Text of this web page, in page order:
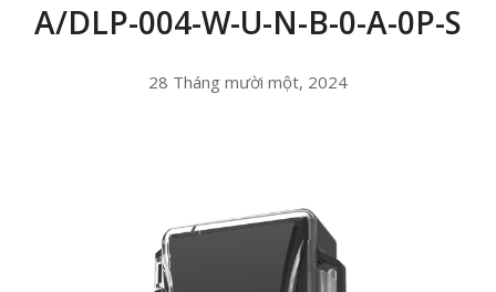
A/DLP-004-W-U-N-B-0-A-0P-S
28 Tháng mười một, 2024